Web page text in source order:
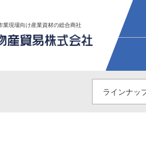
業現場向け産業資材の総合商社